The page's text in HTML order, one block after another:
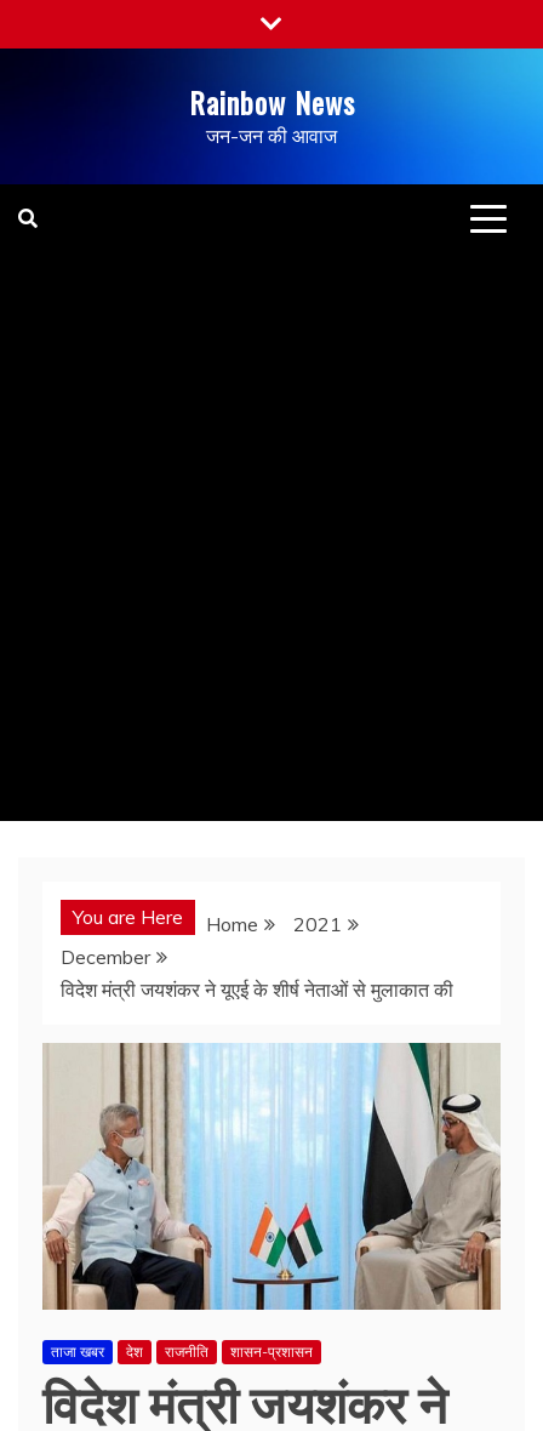
Rainbow News
जन-जन की आवाज
You are Here Home
2021
December
विदेश मंत्री जयशंकर ने यूएई के शीर्ष नेताओं से मुलाकात की
ताजा खबर देश राजनीति शासन-प्रशासन
विदेश मंत्री जयशंकर ने